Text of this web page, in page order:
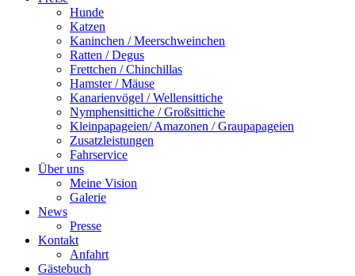
Hunde
Katzen
Kaninchen / Meerschweinchen
Ratten / Degus
Frettchen / Chinchillas
Hamster / Mäuse
Kanarienvögel / Wellensittiche
Nymphensittiche / Großsittiche
Kleinpapageien/ Amazonen / Graupapageien
Zusatzleistungen
Fahrservice
Über uns
Meine Vision
Galerie
News
Presse
Kontakt
Anfahrt
Gästebuch